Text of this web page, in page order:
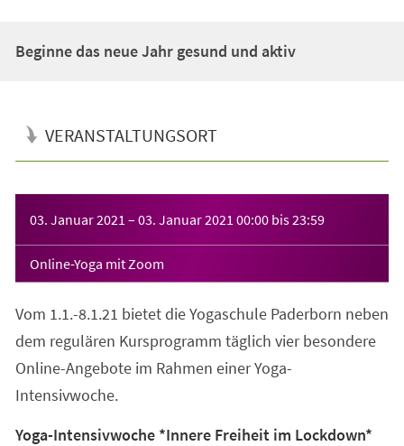
Beginne das neue Jahr gesund und aktiv
VERANSTALTUNGSORT
03. Januar 2021 – 03. Januar 2021 00:00 bis23:59
Online-Yoga mit Zoom
Vom 1.1.-8.1.21 bietet die Yogaschule Paderborn neben
dem regulären Kursprogramm täglich vier besondere
Online-Angebote im Rahmen einer Yoga-
Intensivwoche.
Yoga-Intensivwoche *Innere Freiheit im Lockdown*